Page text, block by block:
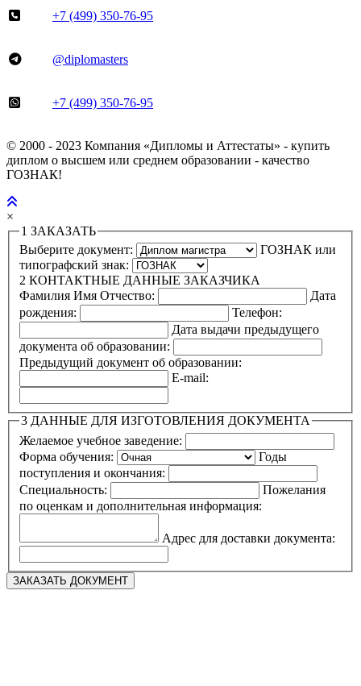
+7 (499) 350-76-95
@diplomasters
+7 (499) 350-76-95
© 2000 - 2023 Компания «Дипломы и Аттестаты» - купить
диплом о высшем или среднем образовании - качество
ГОЗНАК!
×
1 ЗАКАЗАТЬ
Выберите документ:
ГОЗНАК или
типографский знак:
2 КОНТАКТНЫЕ ДАННЫЕ ЗАКАЗЧИКА
Фамилия Имя Отчество:
Дата
рождения:
Телефон:
Дата выдачи предыдущего
документа об образовании:
Предыдущий документ об образовании:
E-mail:
3 ДАННЫЕ ДЛЯ ИЗГОТОВЛЕНИЯ ДОКУМЕНТА
Желаемое учебное заведение:
Форма обучения:
Годы
поступления и окончания:
Специальность:
Пожелания
по оценкам и дополнительная информация:
Адрес для доставки документа: